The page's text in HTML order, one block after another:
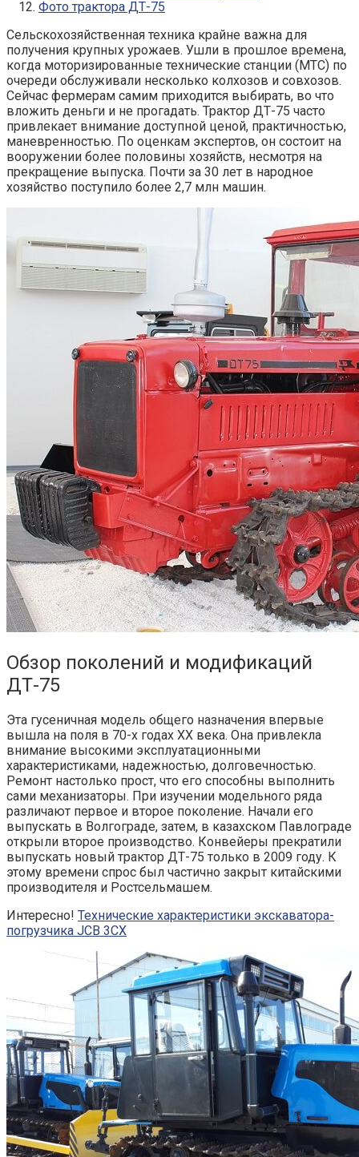
Фото трактора ДТ-75
Сельскохозяйственная техника крайне важна для
получения крупных урожаев. Ушли в прошлое времена,
когда моторизированные технические станции (МТС) по
очереди обслуживали несколько колхозов и совхозов.
Сейчас фермерам самим приходится выбирать, во что
вложить деньги и не прогадать. Трактор ДТ-75 часто
привлекает внимание доступной ценой, практичностью,
маневренностью. По оценкам экспертов, он состоит на
вооружении более половины хозяйств, несмотря на
прекращение выпуска. Почти за 30 лет в народное
хозяйство поступило более 2,7 млн машин.
Обзор поколений и модификаций
ДТ-75
Эта гусеничная модель общего назначения впервые
вышла на поля в 70-х годах ХХ века. Она привлекла
внимание высокими эксплуатационными
характеристиками, надежностью, долговечностью.
Ремонт настолько прост, что его способны выполнить
сами механизаторы. При изучении модельного ряда
различают первое и второе поколение. Начали его
выпускать в Волгограде, затем, в казахском Павлограде
открыли второе производство. Конвейеры прекратили
выпускать новый трактор ДТ-75 только в 2009 году. К
этому времени спрос был частично закрыт китайскими
производителя и Ростсельмашем.
Интересно! Технические характеристики экскаватора-
погрузчика JCB 3CX